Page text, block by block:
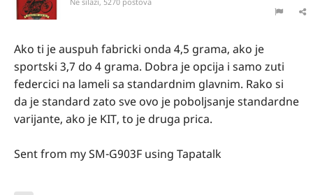
Ako ti je auspuh fabricki onda 4,5 grama, ako je
sportski 3,7 do 4 grama. Dobra je opcija i samo zuti
federcici na lameli sa standardnim glavnim. Rako si
da je standard zato sve ovo je poboljsanje standardne
varijante, ako je KIT, to je druga prica.
Sent from my SM-G903F using Tapatalk